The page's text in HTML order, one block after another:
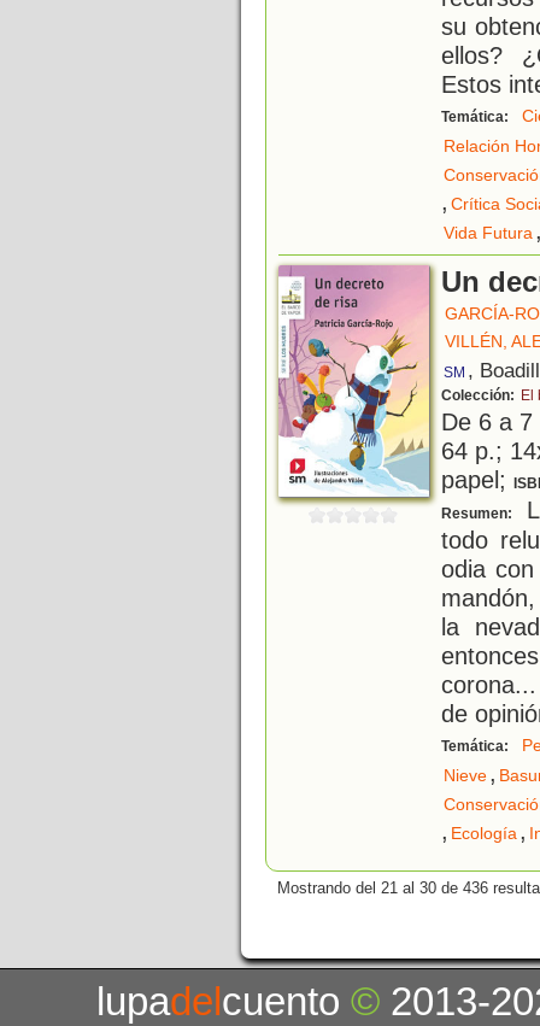
su
ellos?
Estos
Temática:
Relación
, Crítica
Vida Futura
Un
GARCÍA-
VILLÉN,
SM ,
Colección: El
De 6 a
64 p.;
papel;
Resumen:
todo
odia
la
de
Temática:
Nieve,
, Ecología,
Mostrando del 21 al 30 de 436
lupadelcuento© 2013-